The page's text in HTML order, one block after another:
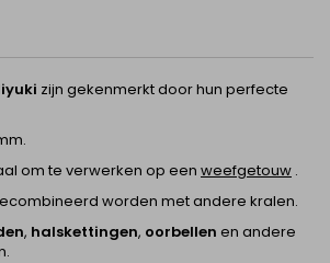
zijn gekenmerkt door hun perfecte
om te verwerken op een weefgetouw .
worden met andere kralen.
, halskettingen, oorbellen en andere